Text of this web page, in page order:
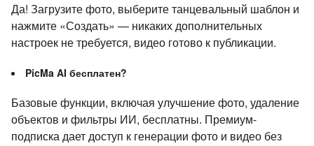
Да! Загрузите фото, выберите танцевальный шаблон и
нажмите «Создать» — никаких дополнительных
настроек не требуется, видео готово к публикации.
PicMa AI бесплатен?
Базовые функции, включая улучшение фото, удаление
объектов и фильтры ИИ, бесплатны. Премиум-
подписка дает доступ к генерации фото и видео без